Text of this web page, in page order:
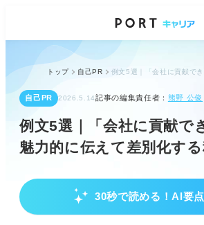
トップ 自己PR
自己PR 2026.5.14記事の編集責任者： 熊野 公俊
例文5選｜「会社に貢献で
魅力的に伝えて差別化す
30秒で読める！AI要
「会社に貢献できること」の基本